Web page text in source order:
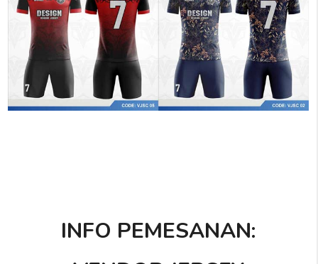
INFO PEMESANAN: